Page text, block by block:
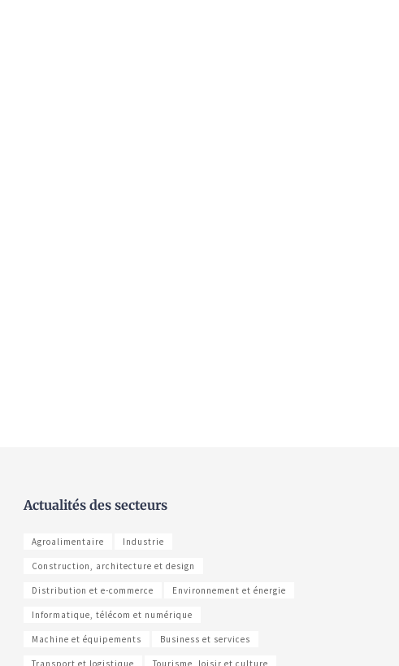
Actualités des secteurs
Agroalimentaire Industrie
Construction, architecture et design
Distribution et e-commerce Environnement et énergie
Informatique, télécom et numérique
Machine et équipements Business et services
Transport et logistique Tourisme, loisir et culture